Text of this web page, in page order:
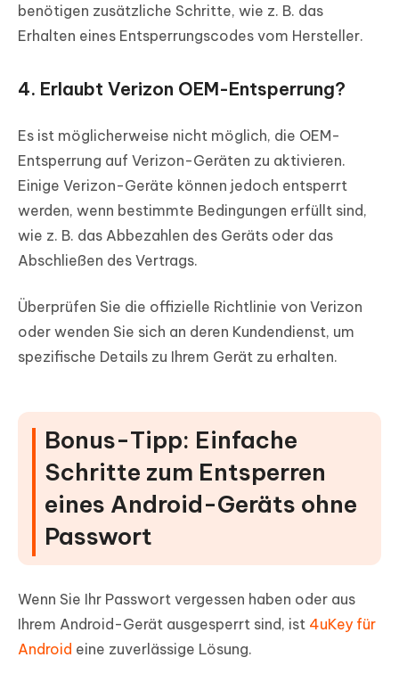
benötigen zusätzliche Schritte, wie z. B. das
Erhalten eines Entsperrungscodes vom Hersteller.
4. Erlaubt Verizon OEM-Entsperrung?
Es ist möglicherweise nicht möglich, die OEM-
Entsperrung auf Verizon-Geräten zu aktivieren.
Einige Verizon-Geräte können jedoch entsperrt
werden, wenn bestimmte Bedingungen erfüllt sind,
wie z. B. das Abbezahlen des Geräts oder das
Abschließen des Vertrags.
Überprüfen Sie die offizielle Richtlinie von Verizon
oder wenden Sie sich an deren Kundendienst, um
spezifische Details zu Ihrem Gerät zu erhalten.
Bonus-Tipp: Einfache
Schritte zum Entsperren
eines Android-Geräts ohne
Passwort
Wenn Sie Ihr Passwort vergessen haben oder aus
Ihrem Android-Gerät ausgesperrt sind, ist 4uKey für
Android eine zuverlässige Lösung.